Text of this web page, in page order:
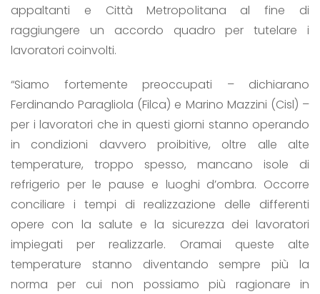
appaltanti e Città Metropolitana al fine di
raggiungere un accordo quadro per tutelare i
lavoratori coinvolti.
“Siamo fortemente preoccupati – dichiarano
Ferdinando Paragliola (Filca) e Marino Mazzini (Cisl) –
per i lavoratori che in questi giorni stanno operando
in condizioni davvero proibitive, oltre alle alte
temperature, troppo spesso, mancano isole di
refrigerio per le pause e luoghi d’ombra. Occorre
conciliare i tempi di realizzazione delle differenti
opere con la salute e la sicurezza dei lavoratori
impiegati per realizzarle. Oramai queste alte
temperature stanno diventando sempre più la
norma per cui non possiamo più ragionare in